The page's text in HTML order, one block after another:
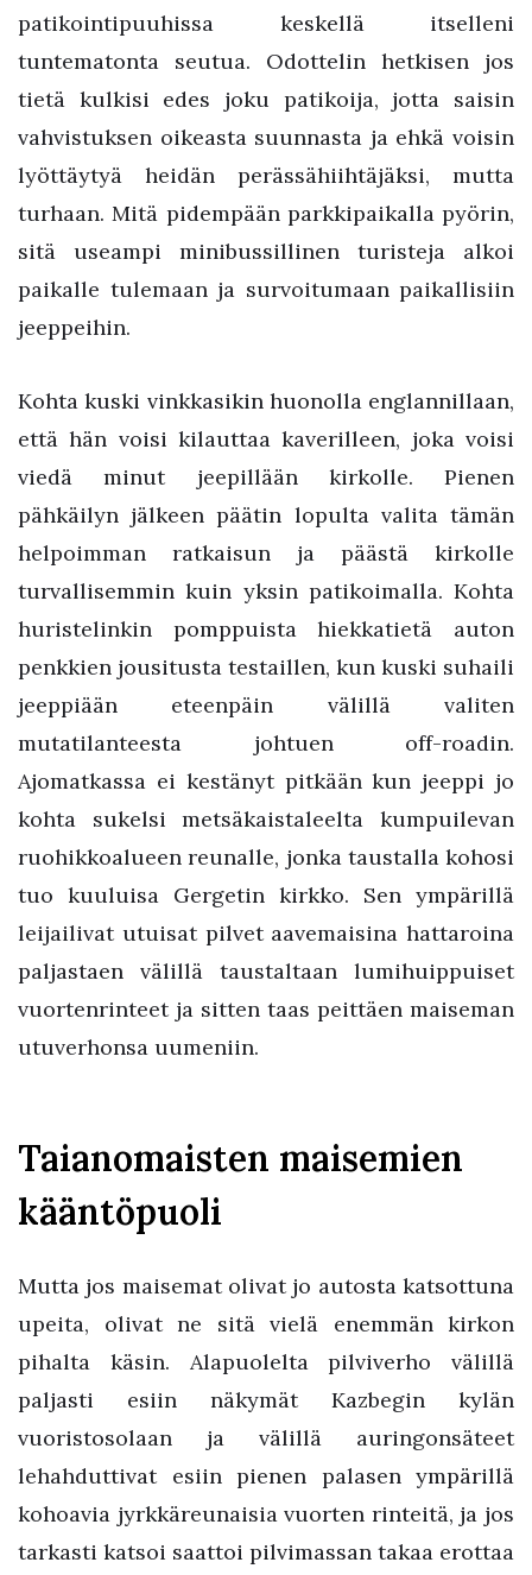
patikointipuuhissa keskellä itselleni
tuntematonta seutua. Odottelin hetkisen jos
tietä kulkisi edes joku patikoija, jotta saisin
vahvistuksen oikeasta suunnasta ja ehkä voisin
lyöttäytyä heidän perässähiihtäjäksi, mutta
turhaan. Mitä pidempään parkkipaikalla pyörin,
sitä useampi minibussillinen turisteja alkoi
paikalle tulemaan ja survoitumaan paikallisiin
jeeppeihin.
Kohta kuski vinkkasikin huonolla englannillaan,
että hän voisi kilauttaa kaverilleen, joka voisi
viedä minut jeepillään kirkolle. Pienen
pähkäilyn jälkeen päätin lopulta valita tämän
helpoimman ratkaisun ja päästä kirkolle
turvallisemmin kuin yksin patikoimalla. Kohta
huristelinkin pomppuista hiekkatietä auton
penkkien jousitusta testaillen, kun kuski suhaili
jeeppiään eteenpäin välillä valiten
mutatilanteesta johtuen off-roadin.
Ajomatkassa ei kestänyt pitkään kun jeeppi jo
kohta sukelsi metsäkaistaleelta kumpuilevan
ruohikkoalueen reunalle, jonka taustalla kohosi
tuo kuuluisa Gergetin kirkko. Sen ympärillä
leijailivat utuisat pilvet aavemaisina hattaroina
paljastaen välillä taustaltaan lumihuippuiset
vuortenrinteet ja sitten taas peittäen maiseman
utuverhonsa uumeniin.
Taianomaisten maisemien
kääntöpuoli
Mutta jos maisemat olivat jo autosta katsottuna
upeita, olivat ne sitä vielä enemmän kirkon
pihalta käsin. Alapuolelta pilviverho välillä
paljasti esiin näkymät Kazbegin kylän
vuoristosolaan ja välillä auringonsäteet
lehahduttivat esiin pienen palasen ympärillä
kohoavia jyrkkäreunaisia vuorten rinteitä, ja jos
tarkasti katsoi saattoi pilvimassan takaa erottaa